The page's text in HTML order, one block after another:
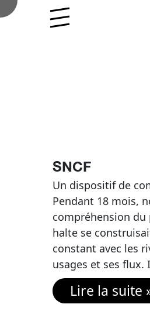
Aller au contenu
Skip to footer
SNCF
Un dispositif de
Pendant 18 mois,
compréhension du
halte se
constant avec les
usages et ses
Lire la suite